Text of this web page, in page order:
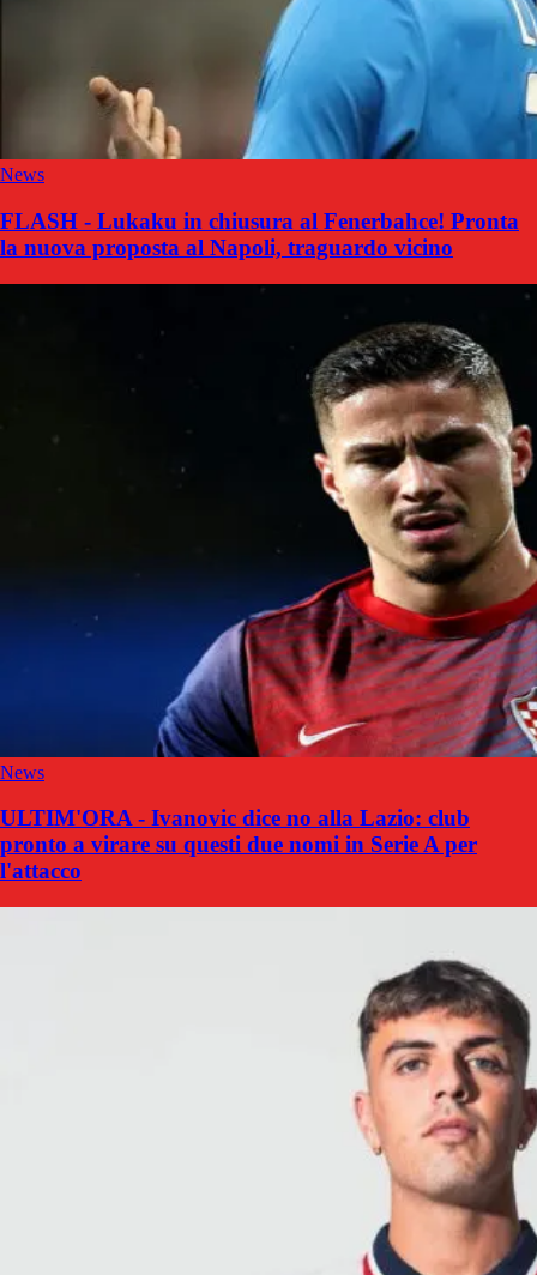
News
FLASH - Lukaku in chiusura al Fenerbahce! Pronta
la nuova proposta al Napoli, traguardo vicino
News
ULTIM'ORA - Ivanovic dice no alla Lazio: club
pronto a virare su questi due nomi in Serie A per
l'attacco